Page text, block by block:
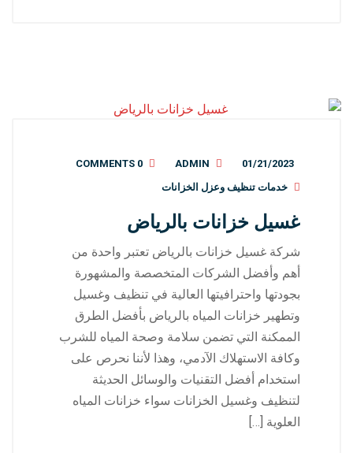
01/21/2023
ADMIN
0 COMMENTS
خدمات تنظيف وعزل الخزانات
غسيل خزانات بالرياض
شركة غسيل خزانات بالرياض تعتبر واحدة من
أهم وأفضل الشركات المتخصصة والمشهورة
بجودتها واحترافيتها العالية في تنظيف وغسيل
وتطهير خزانات المياه بالرياض بأفضل الطرق
الممكنة التي تضمن سلامة وصحة المياه للشرب
وكافة الاستهلاك الآدمي، وهذا لأننا نحرص على
استخدام أفضل التقنيات والوسائل الحديثة
لتنظيف وغسيل الخزانات سواء خزانات المياه
العلوية […]